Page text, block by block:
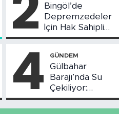
Bingöl’de
Depremzedeler
İçin Hak Sahipliği
Askı Süreci
4 GÜNDEM
Gülbahar
Barajı’nda Su
Çekiliyor:
Piknikçi Sayısı
Azaldı